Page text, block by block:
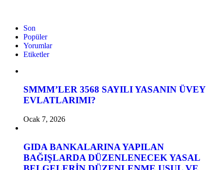
Son
Popüler
Yorumlar
Etiketler
SMMM’LER 3568 SAYILI YASANIN ÜVEY
EVLATLARIMI?
Ocak 7, 2026
GIDA BANKALARINA YAPILAN
BAĞIŞLARDA DÜZENLENECEK YASAL